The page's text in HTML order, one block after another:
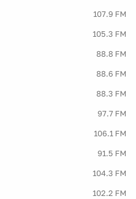
107.9 FM
105.3 FM
88.8 FM
88.6 FM
88.3 FM
97.7 FM
106.1 FM
91.5 FM
104.3 FM
102.2 FM